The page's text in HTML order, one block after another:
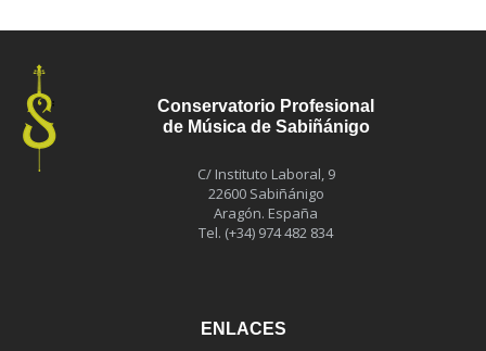
Conservatorio Profesional
de Música de Sabiñánigo
C/ Instituto Laboral, 9
22600 Sabiñánigo
Aragón. España
Tel. (+34) 974 482 834
ENLACES